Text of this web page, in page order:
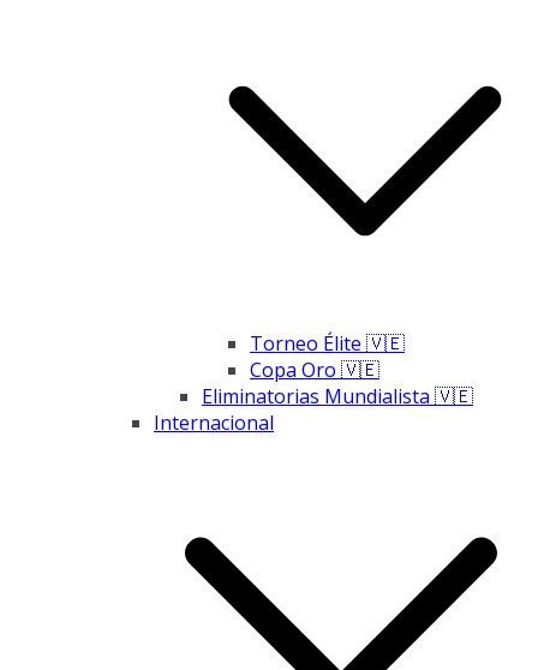
Torneo Élite 🇻🇪
Copa Oro 🇻🇪
Eliminatorias Mundialista 🇻🇪
Internacional